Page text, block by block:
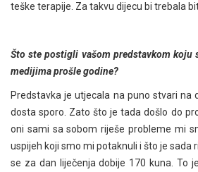
teške terapije. Za takvu dijecu bi trebala
Što ste postigli vašom predstavkom
medijima prošle godine?
Predstavka je utjecala na puno stvari na
dosta sporo. Zato što je tada došlo do
oni sami sa sobom riješe probleme mi
uspijeh koji smo mi potaknuli i što je sada
se za dan liječenja dobije 170 kuna. To